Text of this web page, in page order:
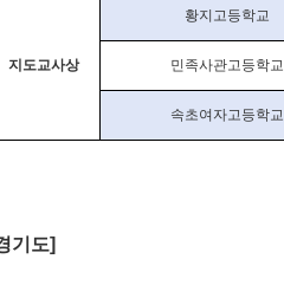
지도교사상
황지고등학교
민족사관고등학교
속초여자고등학교
기도]